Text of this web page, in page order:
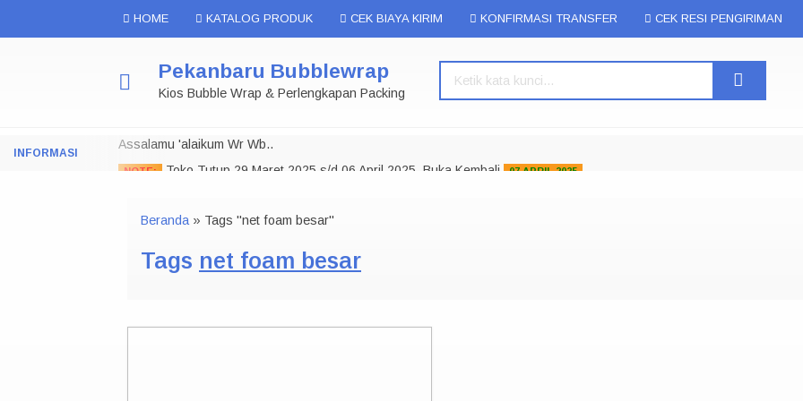
HOME KATALOG PRODUK CEK BIAYA KIRIM KONFIRMASI TRANSFER CEK RESI PENGIRIMAN
Pekanbaru Bubblewrap
Kios Bubble Wrap & Perlengkapan Packing
Assalamu 'alaikum Wr Wb..
NOTE: Toko Tutup 29 Maret 2025 s/d 06 April 2025, Buka Kembali 07 APRIL 2025
Kami menyediakan Bubble wrap di Pekanbaru dalam berbagai ukuran, Kami juga menyediakan Lakban Daimaru,
Bisa Datang Langsung ke Toko Offline Kami Dan Juga Bisa Kirim ke Seluruh Riau dan Sekitarnya, Terimakasih...
Beranda » Tags "net foam besar"
Tags net foam besar